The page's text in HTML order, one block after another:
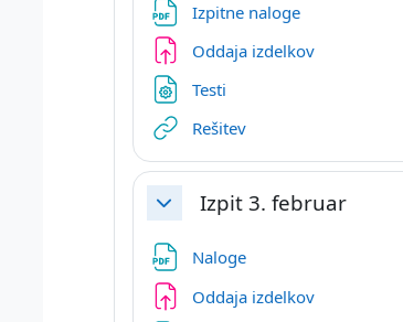
Izpitne naloge
Oddaja izdelkovNaloga
Testi
RešitevURL
Skrči Izpit 3. februar
Naloge
Oddaja izdelkovNaloga